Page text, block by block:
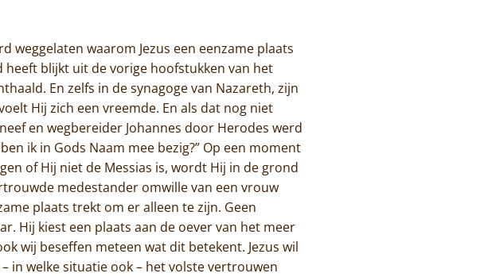
weggelaten waarom Jezus een eenzame plaats
heeft blijkt uit de vorige hoofstukken van het
En zelfs in de synagoge van Nazareth, zijn
Hij zich een vreemde. En als dat nog niet
en wegbereider Johannes door Herodes werd
ik in Gods Naam mee bezig?” Op een moment
of Hij niet de Messias is, wordt Hij in de grond
medestander omwille van een vrouw
plaats trekt om er alleen te zijn. Geen
Hij kiest een plaats aan de oever van het meer
wij beseffen meteen wat dit betekent. Jezus wil
in welke situatie ook – het volste vertrouwen